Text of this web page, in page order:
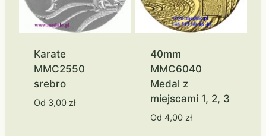
Karate
MMC2550
srebro
Od 3,00 zł
40mm
MMC6040
Medal z
miejscami 1, 2, 3
Od 4,00 zł